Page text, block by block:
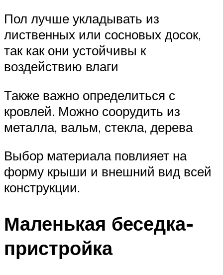
Пол лучше укладывать из
лиственных или сосновых досок,
так как они устойчивы к
воздействию влаги
Также важно определиться с
кровлей. Можно соорудить из
металла, вальм, стекла, дерева
Выбор материала повлияет на
форму крыши и внешний вид всей
конструкции.
Маленькая беседка-
пристройка